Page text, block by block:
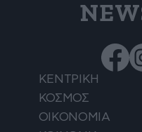
ΚΕΝΤΡΙΚΗ
ΚΟΣΜΟΣ
ΟΙΚΟΝΟΜΙΑ